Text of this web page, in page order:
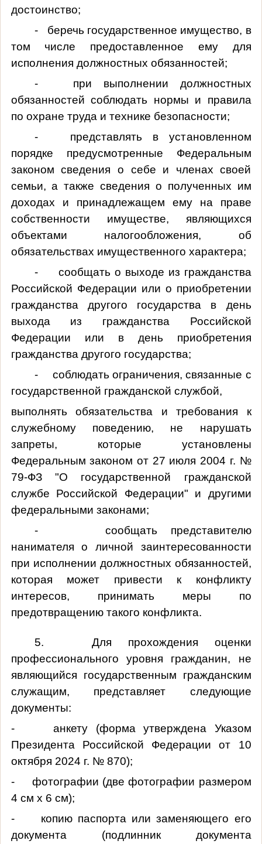
достоинство;
- беречь государственное имущество, в
том числе предоставленное ему для
исполнения должностных обязанностей;
- при выполнении должностных
обязанностей соблюдать нормы и правила
по охране труда и технике безопасности;
- представлять в установленном
порядке предусмотренные Федеральным
законом сведения о себе и членах своей
семьи, а также сведения о полученных им
доходах и принадлежащем ему на праве
собственности имуществе, являющихся
объектами налогообложения, об
обязательствах имущественного характера;
- сообщать о выходе из гражданства
Российской Федерации или о приобретении
гражданства другого государства в день
выхода из гражданства Российской
Федерации или в день приобретения
гражданства другого государства;
- соблюдать ограничения, связанные с
государственной гражданской службой,
выполнять обязательства и требования к
служебному поведению, не нарушать
запреты, которые установлены
Федеральным законом от 27 июля 2004 г. №
79-ФЗ "О государственной гражданской
службе Российской Федерации" и другими
федеральными законами;
- сообщать представителю
нанимателя о личной заинтересованности
при исполнении должностных обязанностей,
которая может привести к конфликту
интересов, принимать меры по
предотвращению такого конфликта.
5. Для прохождения оценки
профессионального уровня гражданин, не
являющийся государственным гражданским
служащим, представляет следующие
документы:
- анкету (форма утверждена Указом
Президента Российской Федерации от 10
октября 2024 г. № 870);
- фотографии (две фотографии размером
4 см x 6 см);
- копию паспорта или заменяющего его
документа (подлинник документа